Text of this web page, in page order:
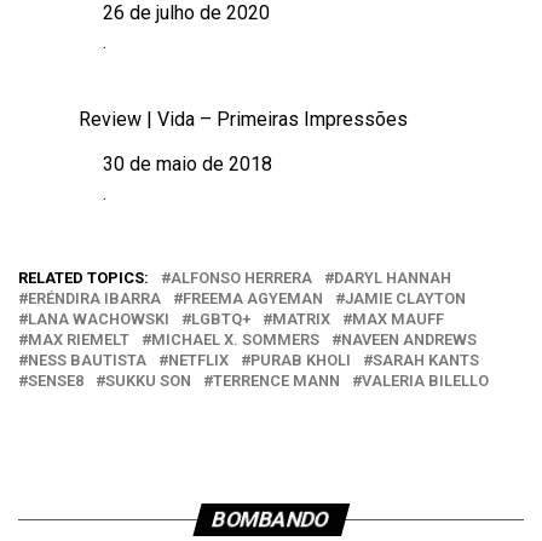
Data
26 de julho de 2020
Em relação a
.
Review | Vida – Primeiras Impressões
Data
30 de maio de 2018
Em relação a
.
RELATED TOPICS: ALFONSO HERRERA
DARYL HANNAH
ERÉNDIRA IBARRA
FREEMA AGYEMAN
JAMIE CLAYTON
LANA WACHOWSKI
LGBTQ+ MATRIX
MAX MAUFF
MAX RIEMELT
MICHAEL X. SOMMERS
NAVEEN ANDREWS
NESS BAUTISTA
NETFLIX PURAB KHOLI
SARAH KANTS
SENSE8
SUKKU SON TERRENCE MANN VALERIA BILELLO
BOMBANDO